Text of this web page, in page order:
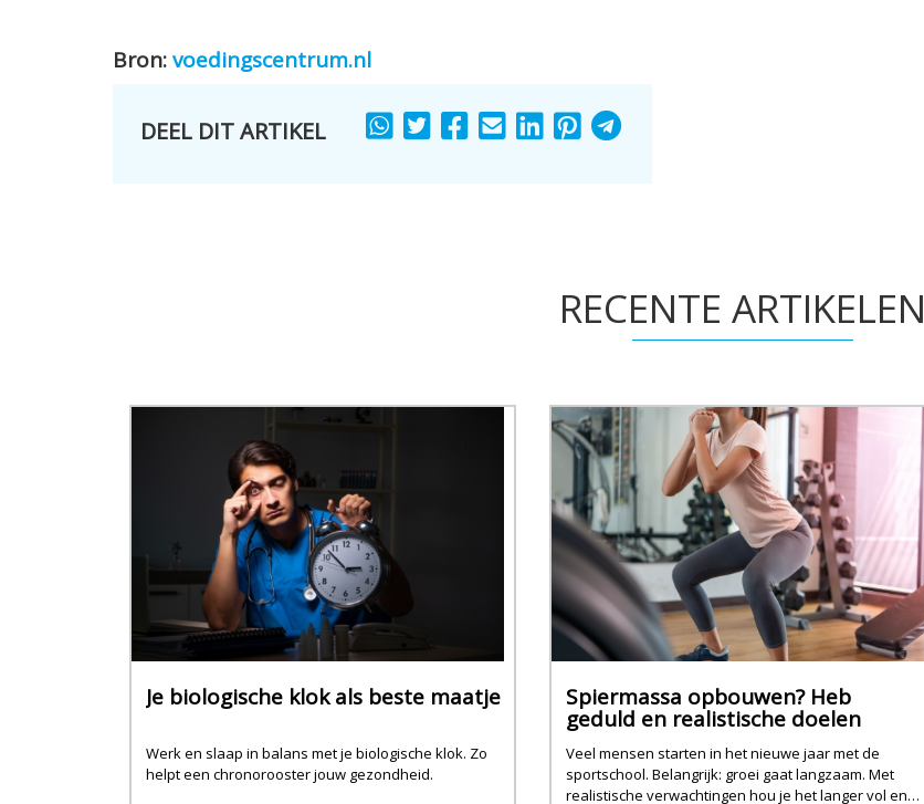
Bron:voedingscentrum.nl
DEEL DIT ARTIKEL SHARE SHARESHARESHARESHARESHARE
RECENTE ARTIKELEN
Je biologische klok als beste maatje
Werk en slaap in balans met je biologische klok. Zo
helpt een chronorooster jouw gezondheid.
Spiermassa opbouwen? Heb
geduld en realistische doelen
Veel mensen starten in het nieuwe jaar met de
sportschool. Belangrijk: groei gaat langzaam. Met
realistische verwachtingen hou je het langer vol en